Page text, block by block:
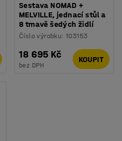
Sestava NOMAD +
MELVILLE, jednací stůl a
8 tmavě šedých židlí
Číslo výrobku:103153
18 695 Kč
bez DPH
KOUPIT